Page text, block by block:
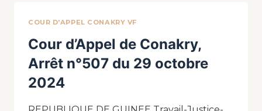
COUR D'APPEL CONAKRY VF
Cour d’Appel de Conakry,
Arrêt n°507 du 29 octobre
2024